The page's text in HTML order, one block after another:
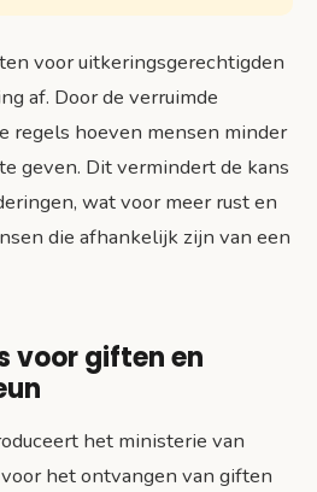
voor uitkeringsgerechtigden
af. Door de verruimde
regels hoeven mensen minder
geven. Dit vermindert de kans
wat voor meer rust en
die afhankelijk zijn van een
voor giften en
het ministerie van
het ontvangen van giften